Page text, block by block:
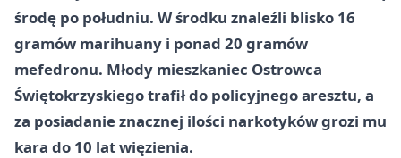
środę po południu. W środku znaleźli blisko 16
gramów marihuany i ponad 20 gramów
mefedronu. Młody mieszkaniec Ostrowca
Świętokrzyskiego trafił do policyjnego aresztu, a
za posiadanie znacznej ilości narkotyków grozi mu
kara do 10 lat więzienia.